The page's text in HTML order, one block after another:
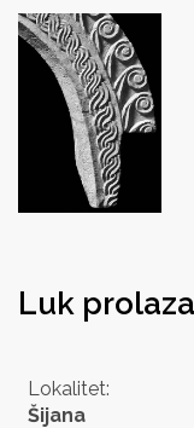
Luk
Lokalitet:
Šijana